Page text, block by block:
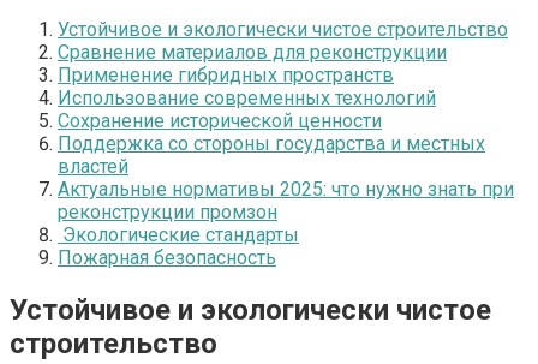
Устойчивое и экологически чистое строительство
Сравнение материалов для реконструкции
Применение гибридных пространств
Использование современных технологий
Сохранение исторической ценности
Поддержка со стороны государства и местных
властей
Актуальные нормативы 2025: что нужно знать при
реконструкции промзон
Экологические стандарты
Пожарная безопасность
Устойчивое и экологически чистое
строительство